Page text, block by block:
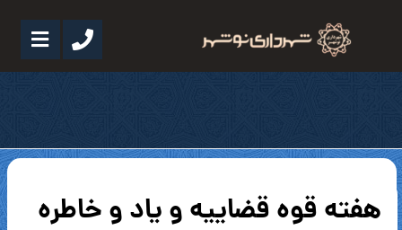
هفته قوه قضاییه و یاد و خاطره